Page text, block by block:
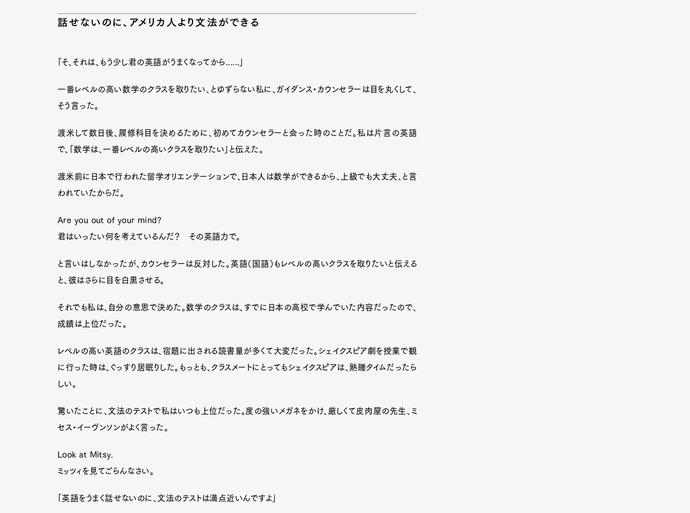
Art&Design Watch
Fashion
Lifestyle
Pen Membership
話せないのに、アメリカ人より文法ができる
「そ、それは、もう少し君の英語がうまくなってから......」
一番レベルの高い数学のクラスを取りたい、とゆずらない私に、ガイダンス・カウンセラーは目を丸くして、
そう言った。
渡米して数日後、履修科目を決めるために、初めてカウンセラーと会った時のことだ。私は片言の英語
で、「数学は、一番レベルの高いクラスを取りたい」と伝えた。
渡米前に日本で行われた留学オリエンテーションで、日本人は数学ができるから、上級でも大丈夫、と言
われていたからだ。
Are you out of your mind?
君はいったい何を考えているんだ？ その英語力で。
と言いはしなかったが、カウンセラーは反対した。英語（国語）もレベルの高いクラスを取りたいと伝える
と、彼はさらに目を白黒させる。
それでも私は、自分の意思で決めた。数学のクラスは、すでに日本の高校で学んでいた内容だったので、
成績は上位だった。
レベルの高い英語のクラスは、宿題に出される読書量が多くて大変だった。シェイクスピア劇を授業で観
に行った時は、ぐっすり居眠りした。もっとも、クラスメートにとってもシェイクスピアは、熟睡タイムだったら
しい。
驚いたことに、文法のテストで私はいつも上位だった。度の強いメガネをかけ、厳しくて皮肉屋の先生、ミ
セス・イーヴンソンがよく言った。
Look at Mitsy.
ミッツィを見てごらんなさい。
「英語をうまく話せないのに、文法のテストは満点近いんですよ」